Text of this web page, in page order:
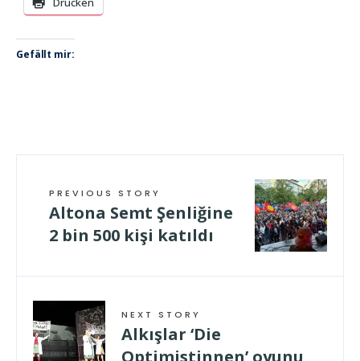
Gefällt mir:
PREVIOUS STORY
Altona Semt Şenliğine
2 bin 500 kişi katıldı
NEXT STORY
Alkışlar ‘Die
Optimistinnen’ oyunu